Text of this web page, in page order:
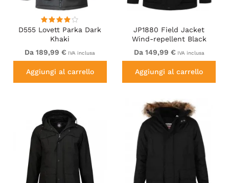
D555 Lovett Parka Dark
Khaki
Da 189,99 € IVA inclusa
Aggiungi al carrello
JP1880 Field Jacket
Wind-repellent Black
Da 149,99 € IVA inclusa
Aggiungi al carrello